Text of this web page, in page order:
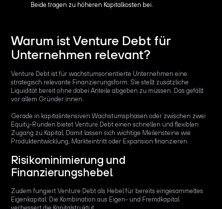
Beide tragen zu höheren Kapitalkosten bei.
Warum ist Venture Debt für
Unternehmen relevant?
Venture Debt ist für wachstumsorientierte Unternehmen eine
strategisch relevante Finanzierungsform: Sie stellt zusätzliche
Liquidität bereit ohne dabei Anteile abgeben zu müssen. Das gefällt
vor allem Gründer:innen.
Gerade in kapitalintensiven Wachstumsphasen oder zwischen zwei
Equity-Runden bietet Venture Debt einen schnellen und flexiblen
Zugang zu Kapital, Damit lassen sich wichtige Meilensteine wie
Produktentwicklung, Markteintritt oder Expansion finanzieren.
Risikominimierung und
Finanzierungshebel
Zudem fungiert Venture Debt als Hebel für bereits eingesammeltes
Eigenkapital: Die Kombination aus Eigen- und Fremdkapital